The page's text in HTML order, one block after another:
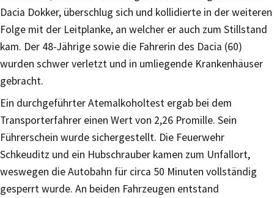
Dacia Dokker, überschlug sich und kollidierte in der weiteren
Folge mit der Leitplanke, an welcher er auch zum Stillstand
kam. Der 48-Jährige sowie die Fahrerin des Dacia (60)
wurden schwer verletzt und in umliegende Krankenhäuser
gebracht.
Ein durchgeführter Atemalkoholtest ergab bei dem
Transporterfahrer einen Wert von 2,26 Promille. Sein
Führerschein wurde sichergestellt. Die Feuerwehr
Schkeuditz und ein Hubschrauber kamen zum Unfallort,
weswegen die Autobahn für circa 50 Minuten vollständig
gesperrt wurde. An beiden Fahrzeugen entstand